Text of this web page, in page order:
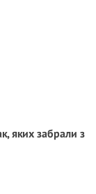
яких забрали з